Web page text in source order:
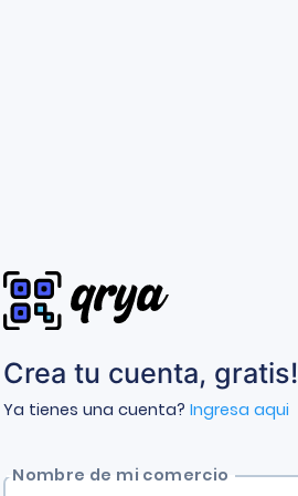
Crea tu cuenta, gratis!
Ya tienes una cuenta?Ingresa aqui
Nombre de mi comercio